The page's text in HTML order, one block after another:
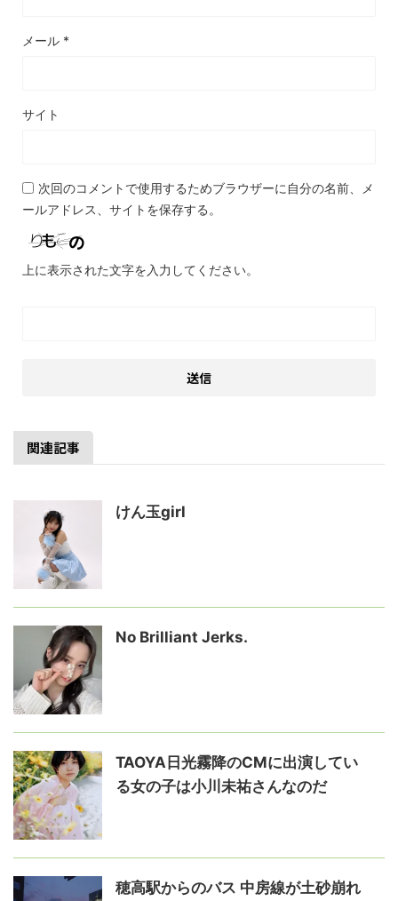
メール *
サイト
次回のコメントで使用するためブラウザーに自分の名前、メ
ールアドレス、サイトを保存する。
上に表示された文字を入力してください。
関連記事
けん玉girl
No Brilliant Jerks.
TAOYA日光霧降のCMに出演してい
る女の子は小川未祐さんなのだ
穂高駅からのバス 中房線が土砂崩れ